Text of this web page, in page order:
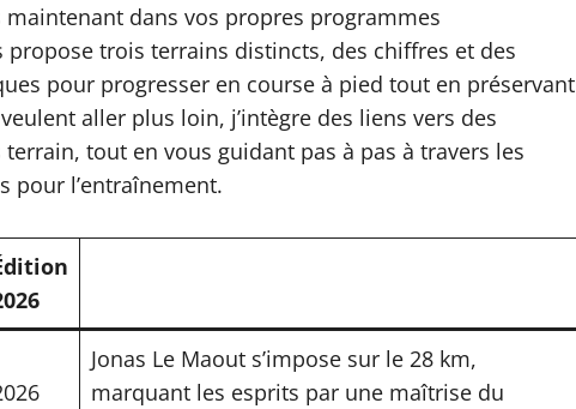
dans vos propres programmes
propose trois terrains distincts, des chiffres et des
pour progresser en course à pied tout en préservant
aller plus loin, j’intègre des liens vers des
tout en vous guidant pas à pas à travers les
pour l’entraînement.
Jonas Le Maout s’impose sur le 28 km,
marquant les esprits par une maîtrise du